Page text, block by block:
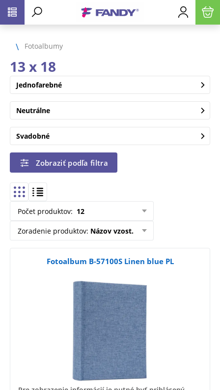
Fotoalbumy
13 x 18
Jednofarebné
Neutrálne
Svadobné
Zobraziť podľa filtra
Počet produktov: 12
Zoradenie produktov: Názov vzost.
Fotoalbum B-57100S Linen blue PL